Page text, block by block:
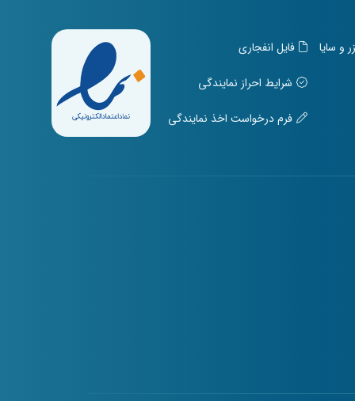
و سایا فایل انفجاری
شرایط احراز نمایندگی
فرم درخواست اخذ نمایندگی